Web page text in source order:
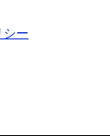
シー